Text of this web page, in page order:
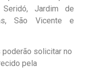
Jardim de
São Vicente e
solicitar no
pela